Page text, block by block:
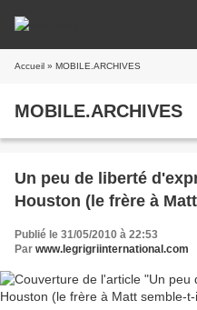
Accueil » MOBILE.ARCHIVES
MOBILE.ARCHIVES
Un peu de liberté
Houston (le frère à
Publié le 31/05/2010 à 22:53
Par www.legrigriinternational.com